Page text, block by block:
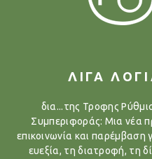
ΛΙΓΑ
δια...της Τροφης
Συμπεριφοράς: Μια νέα
επικοινωνία και παρέμβαση
ευεξία, τη διατροφή, τη